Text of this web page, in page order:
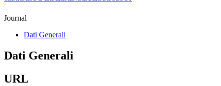
Journal
Dati Generali
Dati Generali
URL